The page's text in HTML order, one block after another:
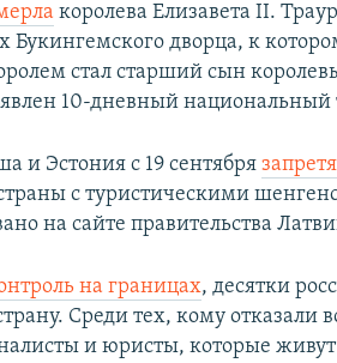
королева Елизавета II.
Букингемского дворца, к
стал старший сын
10-дневный национальный
и Эстония с 19 сентября
с туристическими
на сайте правительства
на границах, десятки
Среди тех, кому отказали
и юристы, которые живут